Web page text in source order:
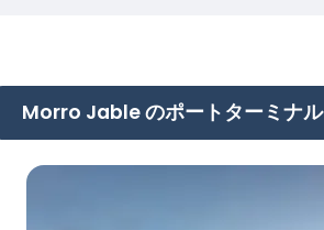
Morro Jable のポートターミナル